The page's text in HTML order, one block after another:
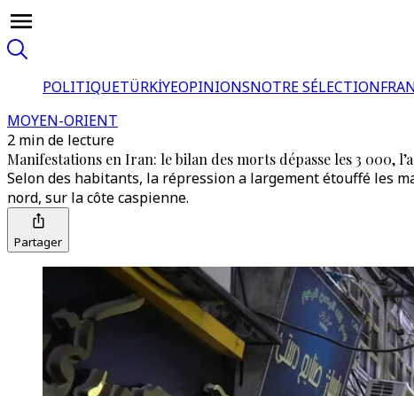
POLITIQUETÜRKİYEOPINIONSNOTRE SÉLECTION
MOYEN-ORIENT
2 min de lecture
Manifestations en Iran: le bilan des morts dépasse les 3 000,
Selon des habitants, la répression a largement étouffé les
nord, sur la côte caspienne.
Partager